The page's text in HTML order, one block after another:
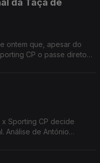
da Taça de
ontem que, apesar do
CP o passe direto
Sporting CP decide
Análise de António